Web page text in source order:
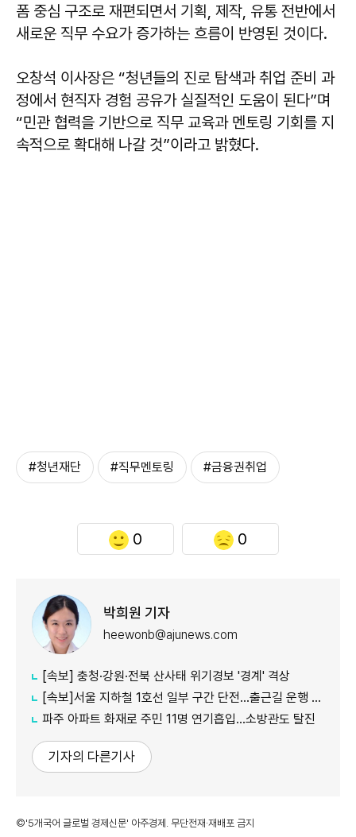
폼 중심 구조로 재편되면서 기획, 제작, 유통 전반에서
새로운 직무 수요가 증가하는 흐름이 반영된 것이다.
오창석 이사장은 “청년들의 진로 탐색과 취업 준비 과
정에서 현직자 경험 공유가 실질적인 도움이 된다”며
“민관 협력을 기반으로 직무 교육과 멘토링 기회를 지
속적으로 확대해 나갈 것”이라고 밝혔다.
#청년재단 #직무멘토링 #금융권취업
0 0
박희원 기자
heewonb@ajunews.com
[속보] 충청·강원·전북 산사태 위기경보 '경계' 격상
[속보]서울 지하철 1호선 일부 구간 단전…출근길 운행 지연
파주 아파트 화재로 주민 11명 연기흡입…소방관도 탈진
기자의 다른기사
©'5개국어 글로벌 경제신문' 아주경제. 무단전재·재배포 금지